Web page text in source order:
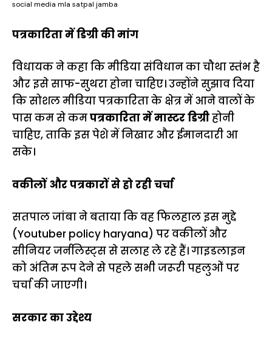
social media mla satpal jamba
पत्रकारिता में डिग्री की मांग
विधायक ने कहा कि मीडिया संविधान का चौथा स्तंभ है
और इसे साफ-सुथरा होना चाहिए। उन्होंने सुझाव दिया
कि सोशल मीडिया पत्रकारिता के क्षेत्र में आने वालों के
पास कम से कमपत्रकारिता में मास्टर डिग्रीहोनी
चाहिए, ताकि इस पेशे में निखार और ईमानदारी आ
सके।
वकीलों और पत्रकारों से हो रही चर्चा
सतपाल जांबा ने बताया कि वह फिलहाल इस मुद्दे
(Youtuber policy haryana) पर वकीलों और
सीनियर जर्नलिस्ट्स से सलाह ले रहे हैं। गाइडलाइन
को अंतिम रूप देने से पहले सभी जरूरी पहलुओं पर
चर्चा की जाएगी।
सरकार का उद्देश्य